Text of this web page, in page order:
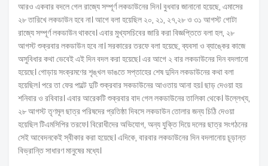
আরও একবার বদলে গেল রাজ্যে সম্পূর্ণ লকডাউনের দিন। বুধবার জানানো হয়েছে, এমাসের
২৮ তারিখে লকডাউন হবে না। আগে বলা হয়েছিল ২০, ২১, ২৭,২৮ ও ৩১ আগস্ট গোটা
রাজ্যে সম্পূর্ণ লকডাউন থাকবে। এবার মুখ্যসচিবের জারি করা বিজ্ঞপ্তিতে বলা হল, ২৮
আগস্ট শুক্রবার লকডাউন হবে না। সরকারের তরফে বলা হয়েছে, ব্যবসা ও ব্যাঙ্কের কাজে
অসুবিধার কথা ভেবেই এই দিন বদল করা হয়েছে। এর আগে ২ বার লকডাউনের দিন বদলানো
হয়েছে। গোড়ায় সংক্রমণের শৃঙ্খল ভাঙতে সপ্তাহের শেষ দুদিন লকডাউনের কথা বলা
হয়েছিল। পরে তা ফের পাল্টে দুটি শুক্রবার সকডাউনের আওতায় আনা হয়। ছাড় দেওয়া হয়
শনিবার ও রবিবার। এবার আরেকটি শুক্রবার বাদ গেল লকডাউনের তালিকা থেকে। উল্লেখ্য,
২৮ আগস্ট তৃণমূল ছাত্র পরিষদের প্রতিষ্ঠা দিবসে লকডাউন তোলার জন্য চিঠি দেওয়া
হয়েছিল টিএমসিপির তরফে। বিরোধীদের অভিযোগ, অন্য যুক্তি দিয়ে দলের ছাত্র সংগঠনের
সেই আবেদনকেই স্বীকার করা হয়েছে। এদিকে, বারবার লকডাউনের দিন বদলানোয় চূড়ান্ত
বিভ্রান্তি সাধারণ মানুষের মধ্যে।